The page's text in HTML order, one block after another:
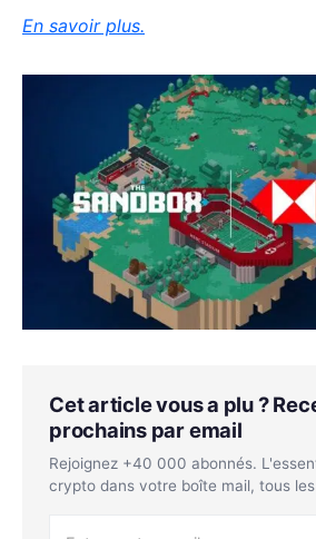
En savoir plus.
Cet article vous a plu ?
prochains par email
Rejoignez +40 000 abonnés.
crypto dans votre boîte mail, tous